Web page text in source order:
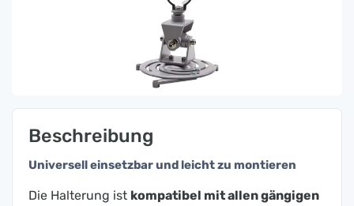
Beschreibung
Universell einsetzbar und leicht zu montieren
Die Halterung ist kompatibel mit allen gängigen